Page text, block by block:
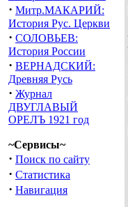
· Митр.МАКАРИЙ:
История Рус. Церкви
· СОЛОВЬЕВ:
История России
· ВЕРНАДСКИЙ:
Древняя Русь
· Журнал
ДВУГЛАВЫЙ
ОРЕЛЪ 1921 год
~Сервисы~
· Поиск по сайту
· Статистика
· Навигация